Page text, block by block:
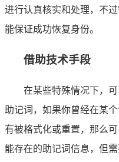
进行认真核实和处理，不
能保证成功恢复身份。
借助技术手段
在某些特殊情况下，
助记词，如果你曾经在某
有被格式化或重置，那么
能存在的助记词信息，但